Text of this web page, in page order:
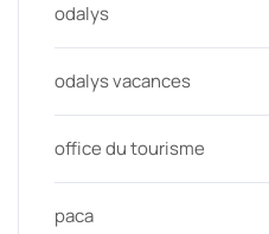
odalys
odalys vacances
office du tourisme
paca